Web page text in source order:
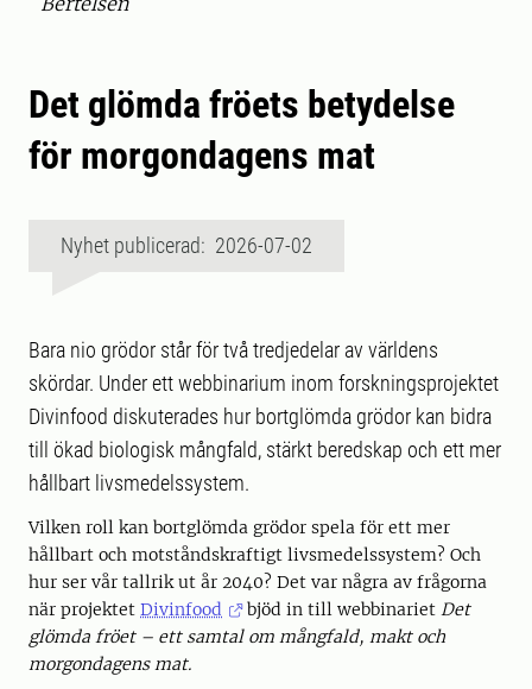
Det glömda fröets betydelse
för morgondagens mat
Nyhet publicerad: 2026-07-02
Bara nio grödor står för två tredjedelar av världens
skördar. Under ett webbinarium inom forskningsprojektet
Divinfood diskuterades hur bortglömda grödor kan bidra
till ökad biologisk mångfald, stärkt beredskap och ett mer
hållbart livsmedelssystem.
Vilken roll kan bortglömda grödor spela för ett mer
hållbart och motståndskraftigt livsmedelssystem? Och
hur ser vår tallrik ut år 2040? Det var några av frågorna
när projektet Divinfood bjöd in till webbinarietDet
glömda fröet – ett samtal om mångfald, makt och
morgondagens mat.